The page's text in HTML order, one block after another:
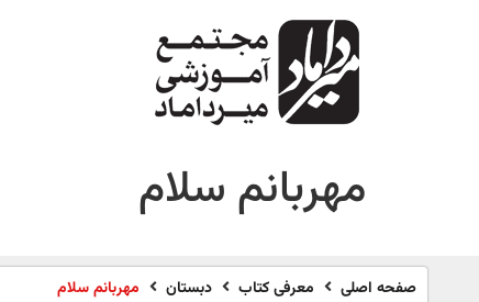
مهربانم سلام
صفحه اصلی معرفی کتاب دبستان مهربانم سلام